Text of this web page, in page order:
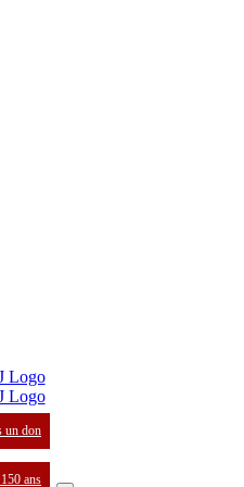
un don
ans